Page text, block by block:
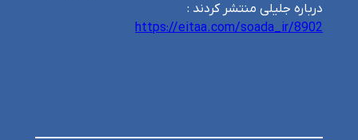
درباره جلیلی منتشر کردند :
https://eitaa.com/soada_ir/8902